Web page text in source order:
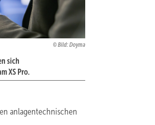
Bild: Doyma
sich
XS Pro.
anlagentechnischen